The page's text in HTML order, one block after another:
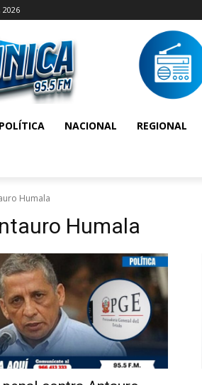
2026
POLÍTICA NACIONAL REGIONAL
Humala
Humala